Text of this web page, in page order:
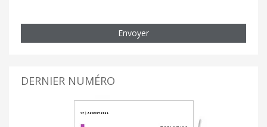
Envoyer
DERNIER NUMÉRO